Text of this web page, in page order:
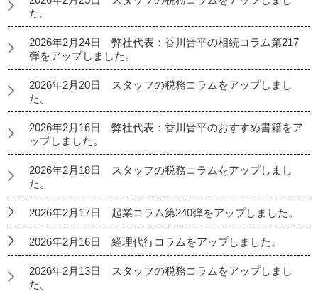
た。
2026年2月24日 弊社代表：香川晋平の相続コラム第217
弾をアップしました。
2026年2月20日 スタッフの税務コラムをアップしまし
た。
2026年2月16日 弊社代表：香川晋平のおすすめ書籍をア
ップしました。
2026年2月18日 スタッフの税務コラムをアップしまし
た。
2026年2月17日 起業コラム第240弾をアップしました。
2026年2月16日 経理代行コラムをアップしました。
2026年2月13日 スタッフの税務コラムをアップしまし
た。